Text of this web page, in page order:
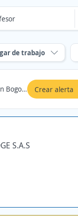
de trabajo
D.C. Crear alerta
S.A.S